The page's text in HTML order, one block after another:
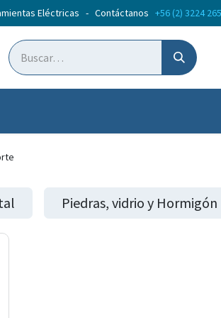
Eléctricas - Contáctanos +56 (2) 3224
Piedras, vidrio y Hormigón